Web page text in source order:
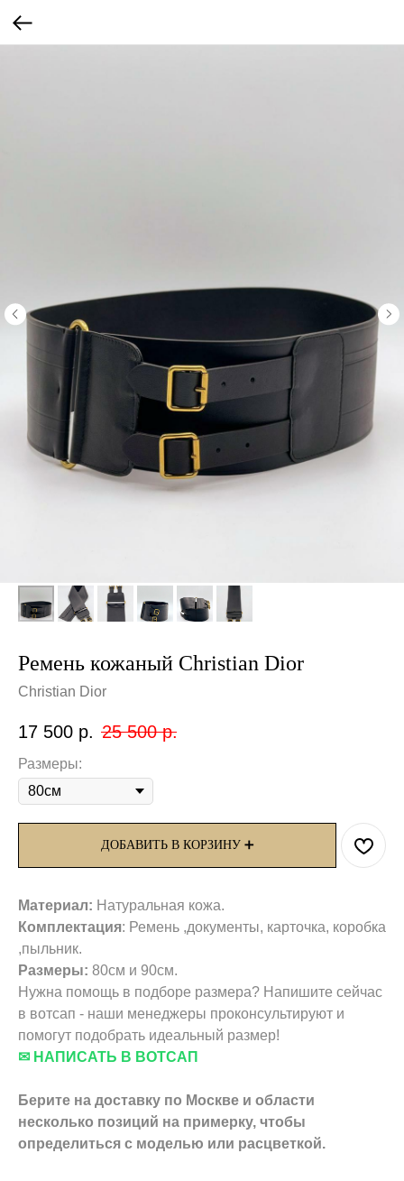
Ремень кожаный Christian Dior
Christian Dior
17 500 р. 25 500 р.
Размеры:
ДОБАВИТЬ В КОРЗИНУ ➕
Материал: Натуральная кожа.
Комплектация: Ремень ,документы, карточка, коробка
,пыльник.
Размеры: 80см и 90см.
Нужна помощь в подборе размера? Напишите сейчас
в вотсап - наши менеджеры проконсультируют и
помогут подобрать идеальный размер!
✉ НАПИСАТЬ В ВОТСАП
Берите на доставку по Москве и области
несколько позиций на примерку, чтобы
определиться с моделью или расцветкой.